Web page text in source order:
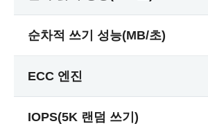
순차적 쓰기 성능(MB/초)
ECC 엔진
IOPS(5K 랜덤 쓰기)